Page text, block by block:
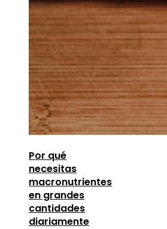
Por qué
necesitas
macronutrientes
en grandes
cantidades
diariamente